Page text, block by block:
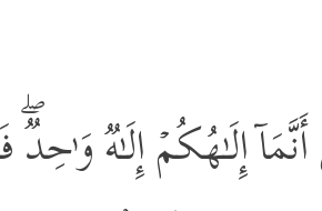
إِلَـٰهُكُمۡ إِلَـٰهࣱ وَ